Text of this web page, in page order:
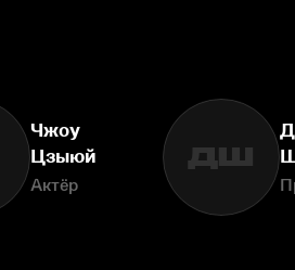
Чжоу
Цзыюй
Актёр
ДШ